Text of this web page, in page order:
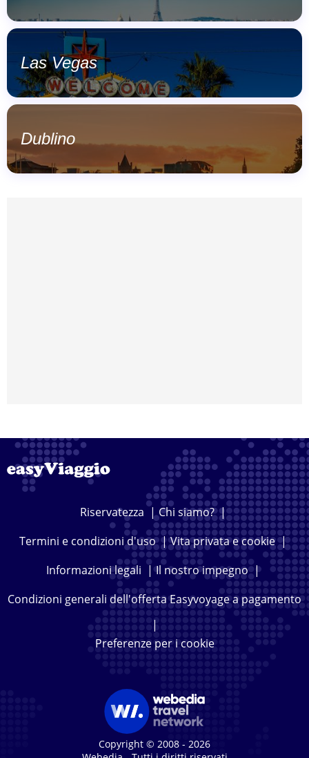
Las Vegas
Dublino
Riservatezza |Chi siamo?|
Termini e condizioni d'uso|Vita privata e cookie|
Informazioni legali |Il nostro impegno|
Condizioni generali dell'offerta Easyvoyage a pagamento
|
Preferenze per i cookie
Copyright © 2008 - 2026